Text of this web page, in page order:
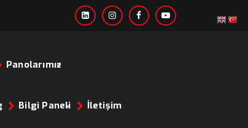
Panolarımız
Bilgi Paneli İletişim